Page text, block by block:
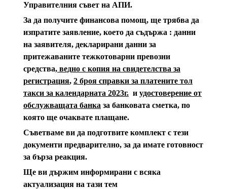
Управителния съвет на АПИ.
За да получите финансова помощ, ще трябва да
изпратите заявление, което да съдържа : данни
на заявителя, декларирани данни за
притежаваните тежкотоварни превозни
средства, ведно с копия на свидетелства за
регистрация, 2 броя справки за платените тол
такси за календарната 2023г. и удостоверение от
обслужващата банка за банковата сметка, по
която ще очаквате плащане.
Съветваме ви да подготвите комплект с тези
документи предварително, за да имате готовност
за бърза реакция.
Ще ви държим информирани с всяка
актуализация на тази тем